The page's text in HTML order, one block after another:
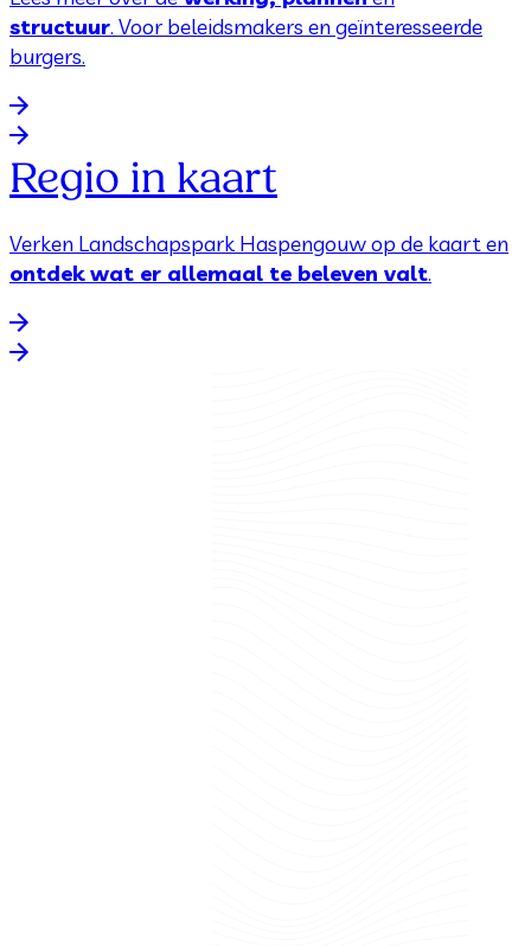
structuur. Voor beleidsmakers en geïnteresseerde
burgers.
Regio in kaart
Verken Landschapspark Haspengouw op de kaart en
ontdek wat er allemaal te beleven valt.